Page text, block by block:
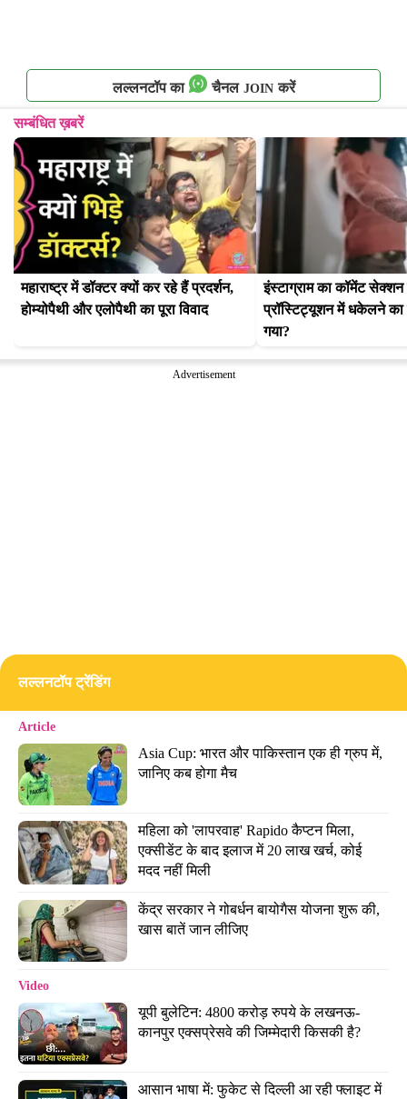
लल्लनटॉप का चैनल JOIN करें
सम्बंधित ख़बरें
महाराष्ट्र में डॉक्टर क्यों कर रहे हैं प्रदर्शन,
होम्योपैथी और एलोपैथी का पूरा विवाद
इंस्टाग्राम का कॉमेंट
प्रॉस्टिट्यूशन में धकेलने
गया?
Advertisement
लल्लनटॉप ट्रेंडिंग
Article
Asia Cup: भारत और पाकिस्तान एक ही ग्रुप में,
जानिए कब होगा मैच
महिला को 'लापरवाह' Rapido कैप्टन मिला,
एक्सीडेंट के बाद इलाज में 20 लाख खर्च, कोई
मदद नहीं मिली
केंद्र सरकार ने गोबर्धन बायोगैस योजना शुरू की,
खास बातें जान लीजिए
Video
यूपी बुलेटिन: 4800 करोड़ रुपये के लखनऊ-
कानपुर एक्सप्रेसवे की जिम्मेदारी किसकी है?
आसान भाषा में: फुकेट से दिल्ली आ रही फ्लाइट में